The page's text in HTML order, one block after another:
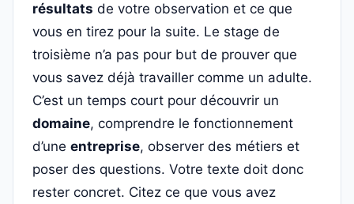
résultats de votre observation et ce que
vous en tirez pour la suite. Le stage de
troisième n’a pas pour but de prouver que
vous savez déjà travailler comme un adulte.
C’est un temps court pour découvrir un
domaine, comprendre le fonctionnement
d’une entreprise, observer des métiers et
poser des questions. Votre texte doit donc
rester concret. Citez ce que vous avez